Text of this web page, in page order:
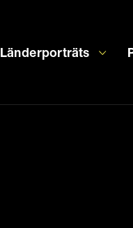
Länderporträts